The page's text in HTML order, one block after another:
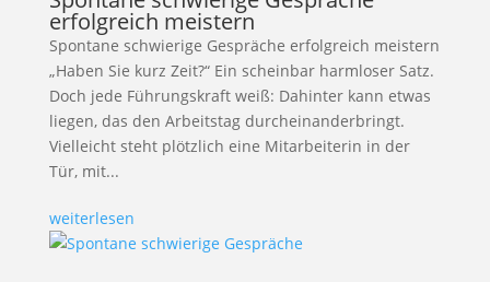
erfolgreich meistern
Spontane schwierige Gespräche erfolgreich meistern
„Haben Sie kurz Zeit?“ Ein scheinbar harmloser Satz.
Doch jede Führungskraft weiß: Dahinter kann etwas
liegen, das den Arbeitstag durcheinanderbringt.
Vielleicht steht plötzlich eine Mitarbeiterin in der
Tür, mit...
weiterlesen